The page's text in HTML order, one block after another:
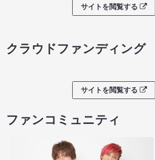
サイトを閲覧する
クラウドファンディング
サイトを閲覧する
ファンコミュニティ